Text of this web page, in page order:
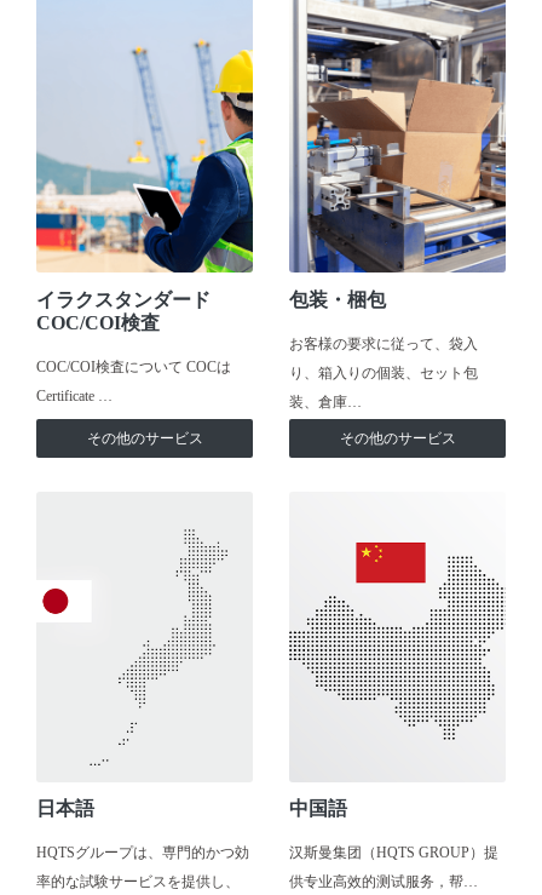
イラクスタンダード
COC/COI検査
COC/COI検査について COCは
Certificate …
その他のサービス
包装・梱包
お客様の要求に従って、袋入
り、箱入りの個装、セット包
装、倉庫…
その他のサービス
日本語
HQTSグループは、専門的かつ効
率的な試験サービスを提供し、
中国語
汉斯曼集团（HQTS GROUP）提
供专业高效的测试服务，帮…